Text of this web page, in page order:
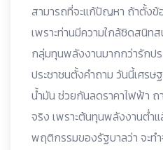
สามารถที่จะแก้ปัญหา ถ้าตั้ง
เพราะท่านมีความใกล้ชิดสนิ
กลุ่มทุนพลังงานมากกว่ารักป
ประชาชนตั้งคำถาม วันนี้เศร
น้ำมัน ช่วยกันลดราคาไฟฟ้า ถ
จริง เพราะต้นทุนพลังงานต่ำ
พฤติกรรมของรัฐบาลว่า จะทำ